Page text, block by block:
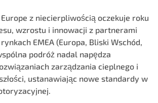
Europe z niecierpliwością oczekuje roku
wzrostu i innowacji z partnerami
EMEA (Europa, Bliski Wschód,
podróż nadal napędza
zarządzania cieplnego i
ustanawiając nowe standardy w